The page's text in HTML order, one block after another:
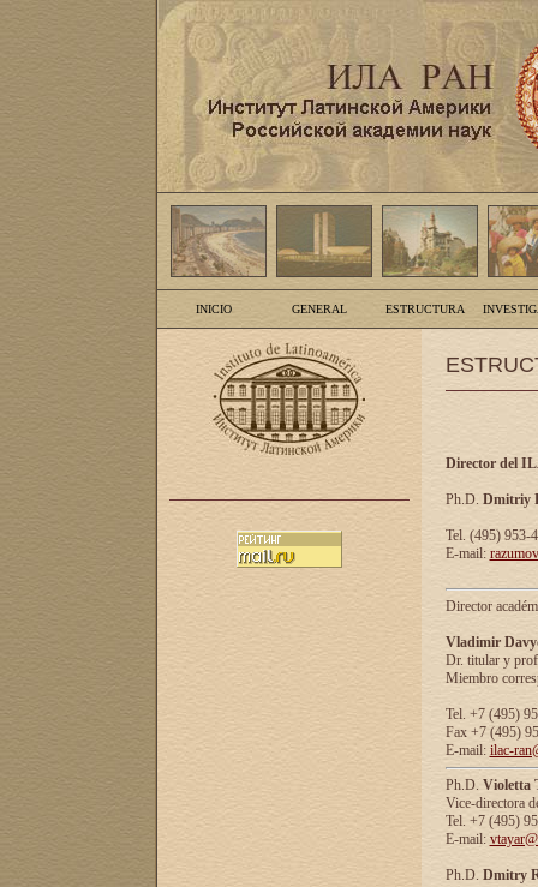
INICIO GENERAL ESTRUCTURA
Director del
Ph.D. Dmitriy
Tel. (495) 953-
E-mail:
Director
Vladimir
Dr. titular y
Miembro
Tel. +7 (495)
Fax +7 (495)
E-mail: ilac-
Ph.D. Violetta
Vice-directora
Tel. +7 (495)
E-mail:
Ph.D. Dmitry